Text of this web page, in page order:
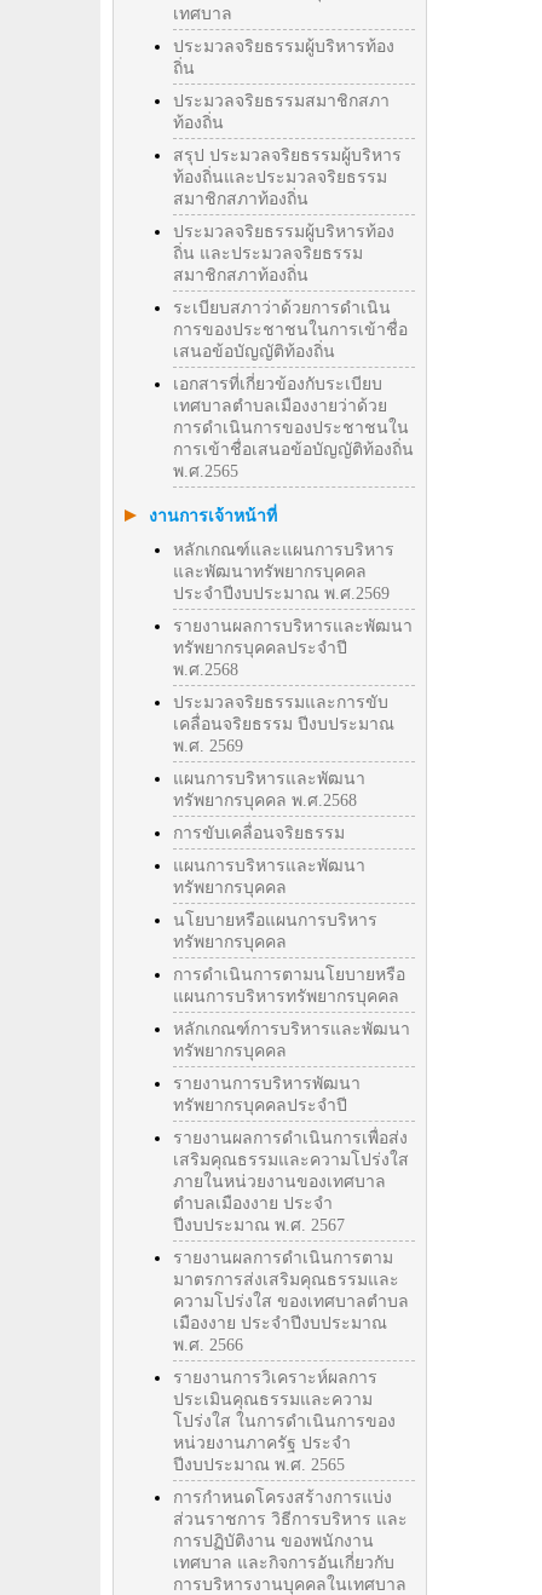
เทศบาล
ประมวลจริยธรรมผู้บริหารท้อง
ถิ่น
ประมวลจริยธรรมสมาชิกสภา
ท้องถิ่น
สรุป ประมวลจริยธรรมผู้บริหาร
ท้องถิ่นและประมวลจริยธรรม
สมาชิกสภาท้องถิ่น
ประมวลจริยธรรมผู้บริหารท้อง
ถิ่น และประมวลจริยธรรม
สมาชิกสภาท้องถิ่น
ระเบียบสภาว่าด้วยการดำเนิน
การของประชาชนในการเข้าชื่อ
เสนอข้อบัญญัติท้องถิ่น
เอกสารที่เกี่ยวข้องกับระเบียบ
เทศบาลตำบลเมืองงายว่าด้วย
การดำเนินการของประชาชนใน
การเข้าชื่อเสนอข้อบัญญัติท้องถิ่น
พ.ศ.2565
งานการเจ้าหน้าที่
หลักเกณฑ์และแผนการบริหาร
และพัฒนาทรัพยากรบุคคล
ประจำปีงบประมาณ พ.ศ.2569
รายงานผลการบริหารและพัฒนา
ทรัพยากรบุคคลประจำปี
พ.ศ.2568
ประมวลจริยธรรมและการขับ
เคลื่อนจริยธรรม ปีงบประมาณ
พ.ศ. 2569
แผนการบริหารและพัฒนา
ทรัพยากรบุคคล พ.ศ.2568
การขับเคลื่อนจริยธรรม
แผนการบริหารและพัฒนา
ทรัพยากรบุคคล
นโยบายหรือแผนการบริหาร
ทรัพยากรบุคคล
การดำเนินการตามนโยบายหรือ
แผนการบริหารทรัพยากรบุคคล
หลักเกณฑ์การบริหารและพัฒนา
ทรัพยากรบุคคล
รายงานการบริหารพัฒนา
ทรัพยากรบุคคลประจำปี
รายงานผลการดำเนินการเพื่อส่ง
เสริมคุณธรรมและความโปร่งใส
ภายในหน่วยงานของเทศบาล
ตำบลเมืองงาย ประจำ
ปีงบประมาณ พ.ศ. 2567
รายงานผลการดำเนินการตาม
มาตรการส่งเสริมคุณธรรมและ
ความโปร่งใส ของเทศบาลตำบล
เมืองงาย ประจำปีงบประมาณ
พ.ศ. 2566
รายงานการวิเคราะห์ผลการ
ประเมินคุณธรรมและความ
โปร่งใส ในการดำเนินการของ
หน่วยงานภาครัฐ ประจำ
ปีงบประมาณ พ.ศ. 2565
การกำหนดโครงสร้างการแบ่ง
ส่วนราชการ วิธีการบริหาร และ
การปฏิบัติงาน ของพนักงาน
เทศบาล และกิจการอันเกี่ยวกับ
การบริหารงานบุคคลในเทศบาล